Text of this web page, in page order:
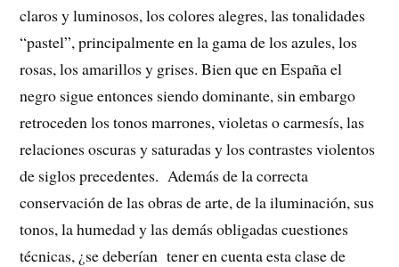
claros y luminosos, los colores alegres, las tonalidades
“pastel”, principalmente en la gama de los azules, los
rosas, los amarillos y grises. Bien que en España el
negro sigue entonces siendo dominante, sin embargo
retroceden los tonos marrones, violetas o carmesís, las
relaciones oscuras y saturadas y los contrastes violentos
de siglos precedentes. Además de la correcta
conservación de las obras de arte, de la iluminación, sus
tonos, la humedad y las demás obligadas cuestiones
técnicas, ¿se deberían tener en cuenta esta clase de